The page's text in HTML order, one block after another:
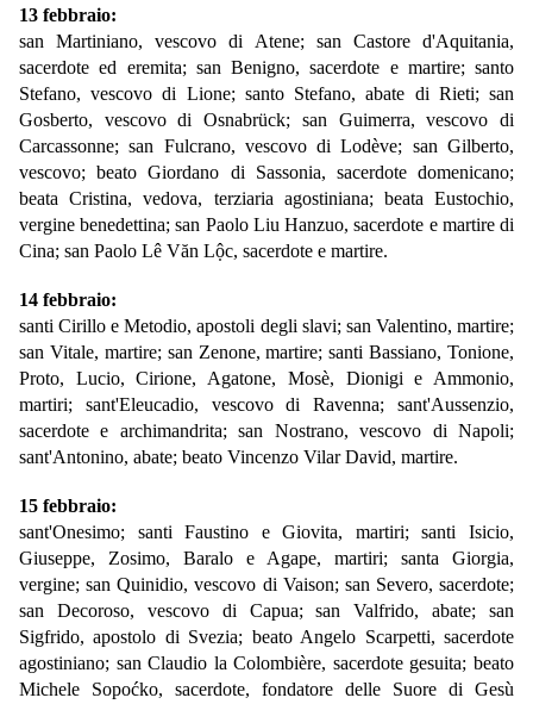
13 febbraio:
san Martiniano, vescovo di Atene; san Castore d'Aquitania,
sacerdote ed eremita; san Benigno, sacerdote e martire; santo
Stefano, vescovo di Lione; santo Stefano, abate di Rieti; san
Gosberto, vescovo di Osnabrück; san Guimerra, vescovo di
Carcassonne; san Fulcrano, vescovo di Lodève; san Gilberto,
vescovo; beato Giordano di Sassonia, sacerdote domenicano;
beata Cristina, vedova, terziaria agostiniana; beata Eustochio,
vergine benedettina; san Paolo Liu Hanzuo, sacerdote e martire di
Cina; san Paolo Lê Văn Lộc, sacerdote e martire.
14 febbraio:
santi Cirillo e Metodio, apostoli degli slavi; san Valentino, martire;
san Vitale, martire; san Zenone, martire; santi Bassiano, Tonione,
Proto, Lucio, Cirione, Agatone, Mosè, Dionigi e Ammonio,
martiri; sant'Eleucadio, vescovo di Ravenna; sant'Aussenzio,
sacerdote e archimandrita; san Nostrano, vescovo di Napoli;
sant'Antonino, abate; beato Vincenzo Vilar David, martire.
15 febbraio:
sant'Onesimo; santi Faustino e Giovita, martiri; santi Isicio,
Giuseppe, Zosimo, Baralo e Agape, martiri; santa Giorgia,
vergine; san Quinidio, vescovo di Vaison; san Severo, sacerdote;
san Decoroso, vescovo di Capua; san Valfrido, abate; san
Sigfrido, apostolo di Svezia; beato Angelo Scarpetti, sacerdote
agostiniano; san Claudio la Colombière, sacerdote gesuita; beato
Michele Sopoćko, sacerdote, fondatore delle Suore di Gesù